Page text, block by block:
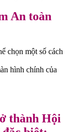
An toàn
chọn một số cách
hình chính của
thành Hội